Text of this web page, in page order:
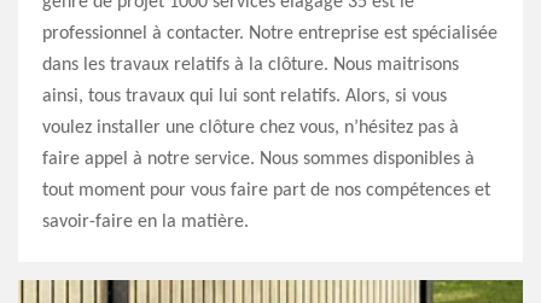
professionnel à contacter. Notre entreprise est spécialisée
dans les travaux relatifs à la clôture. Nous maitrisons
ainsi, tous travaux qui lui sont relatifs. Alors, si vous
voulez installer une clôture chez vous, n’hésitez pas à
faire appel à notre service. Nous sommes disponibles à
tout moment pour vous faire part de nos compétences et
savoir-faire en la matière.